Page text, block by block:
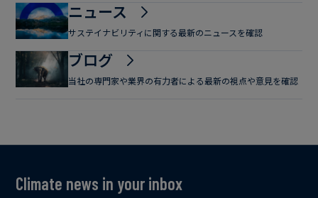
ニュース
サステイナビリティに関する最新のニュースを確認
ブログ
当社の専門家や業界の有力者による最新の視点や意見を確認
Climate news in your inbox